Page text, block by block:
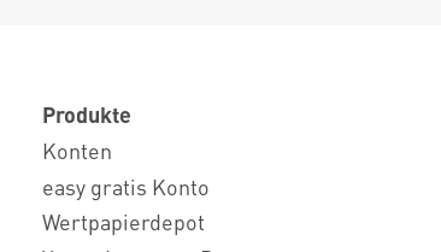
Produkte
Konten
easy gratis Konto
Wertpapierdepot